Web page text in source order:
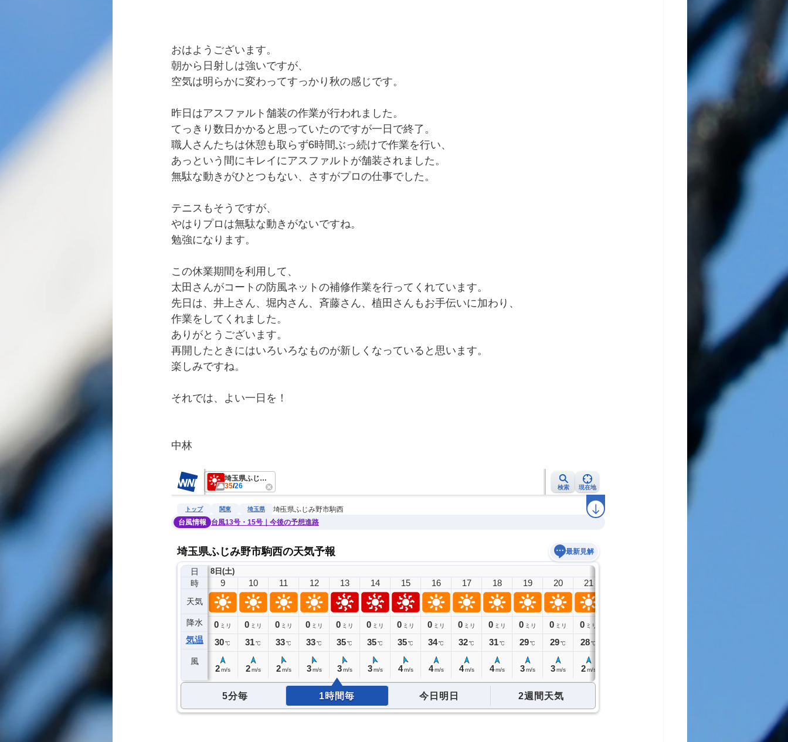
おはようございます。
朝から日射しは強いですが、
空気は明らかに変わってすっかり秋の感じです。
昨日はアスファルト舗装の作業が行われました。
てっきり数日かかると思っていたのですが一日で終了。
職人さんたちは休憩も取らず6時間ぶっ続けで作業を行い、
あっという間にキレイにアスファルトが舗装されました。
無駄な動きがひとつもない、さすがプロの仕事でした。
テニスもそうですが、
やはりプロは無駄な動きがないですね。
勉強になります。
この休業期間を利用して、
太田さんがコートの防風ネットの補修作業を行ってくれています。
先日は、井上さん、堀内さん、斉藤さん、植田さんもお手伝いに加わり、
作業をしてくれました。
ありがとうございます。
再開したときにはいろいろなものが新しくなっていると思います。
楽しみですね。
それでは、よい一日を！
中林